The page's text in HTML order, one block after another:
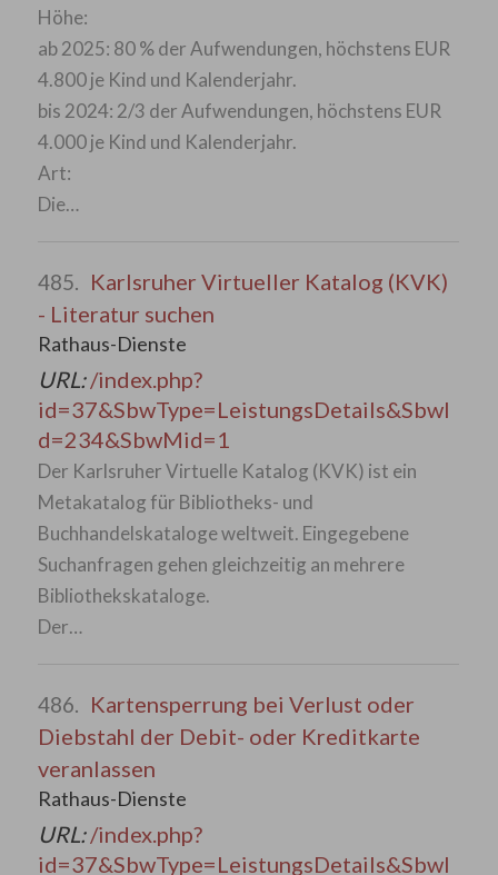
Höhe:
ab 2025: 80 % der Aufwendungen, höchstens EUR
4.800 je Kind und Kalenderjahr.
bis 2024: 2/3 der Aufwendungen, höchstens EUR
4.000 je Kind und Kalenderjahr.
Art:
Die…
485. Karlsruher Virtueller Katalog (KVK)
- Literatur suchen
Rathaus-Dienste
URL:/index.php?
id=37&SbwType=LeistungsDetails&SbwI
d=234&SbwMid=1
Der Karlsruher Virtuelle Katalog (KVK) ist ein
Metakatalog für Bibliotheks- und
Buchhandelskataloge weltweit. Eingegebene
Suchanfragen gehen gleichzeitig an mehrere
Bibliothekskataloge.
Der…
486. Kartensperrung bei Verlust oder
Diebstahl der Debit- oder Kreditkarte
veranlassen
Rathaus-Dienste
URL:/index.php?
id=37&SbwType=LeistungsDetails&SbwI